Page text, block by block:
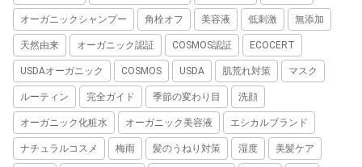
オーガニックシャンプー 角栓オフ 美容液 低刺激 無添加
天然由来 オーガニック認証 COSMOS認証 ECOCERT
USDAオーガニック COSMOS USDA 肌荒れ対策 マスク
ルーティン 完全ガイド 季節の変わり目 洗顔
オーガニック化粧水 オーガニック美容液 エシカルブランド
ナチュラルコスメ 梅雨 髪のうねり対策 湿度 美髪ケア